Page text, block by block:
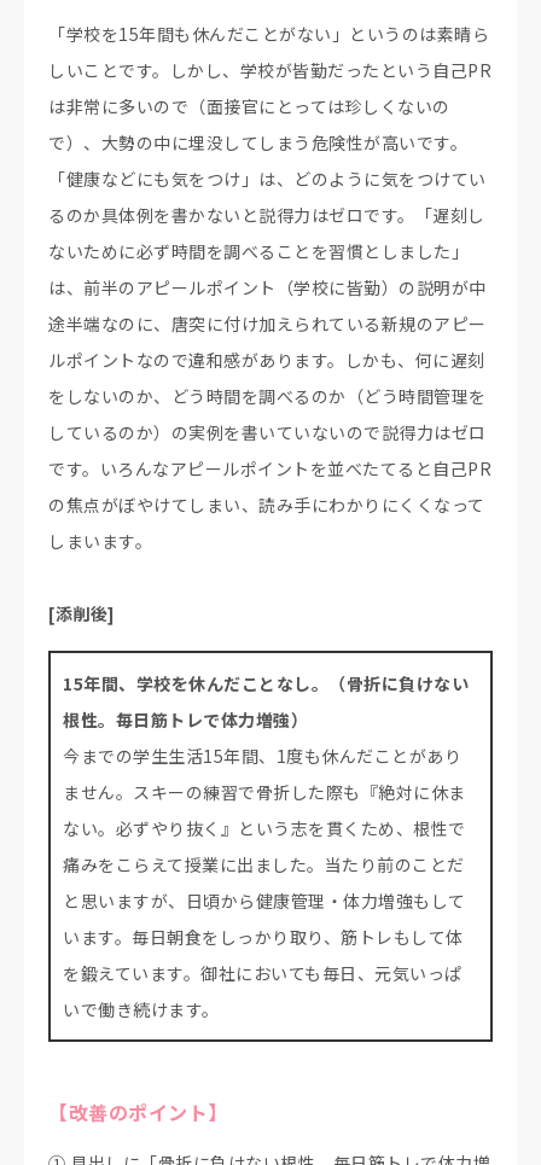
「学校を15年間も休んだことがない」というのは素晴ら
しいことです。しかし、学校が皆勤だったという自己PR
は非常に多いので（面接官にとっては珍しくないの
で）、大勢の中に埋没してしまう危険性が高いです。
「健康などにも気をつけ」は、どのように気をつけてい
るのか具体例を書かないと説得力はゼロです。「遅刻し
ないために必ず時間を調べることを習慣としました」
は、前半のアピールポイント（学校に皆勤）の説明が中
途半端なのに、唐突に付け加えられている新規のアピー
ルポイントなので違和感があります。しかも、何に遅刻
をしないのか、どう時間を調べるのか（どう時間管理を
しているのか）の実例を書いていないので説得力はゼロ
です。いろんなアピールポイントを並べたてると自己PR
の焦点がぼやけてしまい、読み手にわかりにくくなって
しまいます。
[添削後]
15年間、学校を休んだことなし。（骨折に負けない
根性。毎日筋トレで体力増強）
今までの学生生活15年間、1度も休んだことがあり
ません。スキーの練習で骨折した際も『絶対に休ま
ない。必ずやり抜く』という志を貫くため、根性で
痛みをこらえて授業に出ました。当たり前のことだ
と思いますが、日頃から健康管理・体力増強もして
います。毎日朝食をしっかり取り、筋トレもして体
を鍛えています。御社においても毎日、元気いっぱ
いで働き続けます。
【改善のポイント】